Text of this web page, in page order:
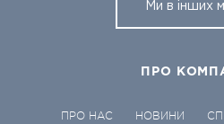
Ми в інших
ПРО
ПРО НАС НОВИНИ